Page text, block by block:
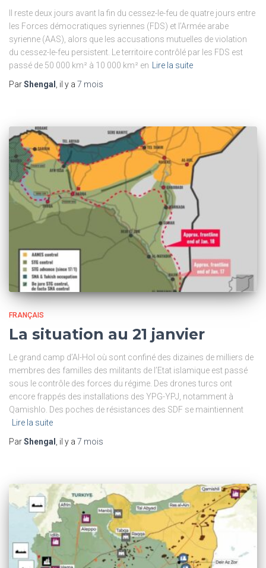
Il reste deux jours avant la fin du cessez-le-feu de quatre jours entre
les Forces démocratiques syriennes (FDS) et l’Armée arabe
syrienne (AAS), alors que les accusations mutuelles de violation
du cessez-le-feu persistent. Le territoire contrôlé par les FDS est
passé de 50 000 km² à 10 000 km² en Lire la suite
ParShengal , il y a 7 mois
FRANÇAIS
La situation au 21 janvier
Le grand camp d’Al-Hol où sont confiné des dizaines de milliers de
membres des familles des militants de l’Etat islamique est passé
sous le contrôle des forces du régime. Des drones turcs ont
encore frappés des installations des YPG-YPJ, notamment à
Qamishlo. Des poches de résistances des SDF se maintiennent
Lire la suite
ParShengal , il y a 7 mois